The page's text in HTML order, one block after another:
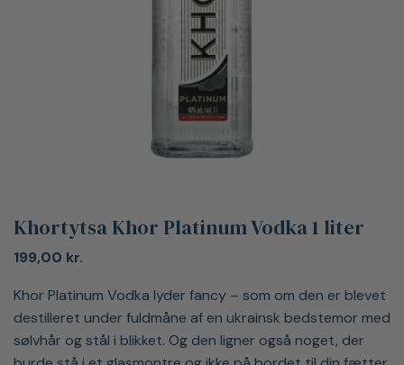
Khortytsa Khor Platinum Vodka 1 liter
199,00 kr.
Khor Platinum Vodka lyder fancy – som om den er blevet
destilleret under fuldmåne af en ukrainsk bedstemor med
sølvhår og stål i blikket. Og den ligner også noget, der